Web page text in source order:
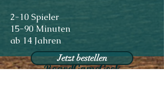
2-10 Spieler
15-90 Minuten
ab 14 Jahren
Jetzt bestellen
BoardGameGeek